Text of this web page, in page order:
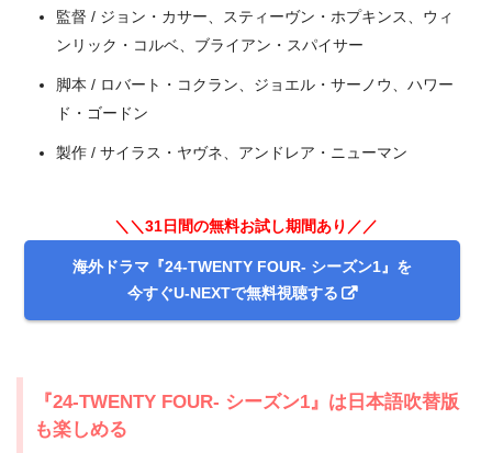
＼＼31日間無料!!お試し解約もOK／／
監督 / ジョン・カサー、スティーヴン・ホプキンス、ウィ
ンリック・コルベ、ブライアン・スパイサー
脚本 / ロバート・コクラン、ジョエル・サーノウ、ハワー
ド・ゴードン
製作 / サイラス・ヤヴネ、アンドレア・ニューマン
＼＼31日間の無料お試し期間あり／／
海外ドラマ『24-TWENTY FOUR- シーズン1』を
今すぐU-NEXTで無料視聴する
『24-TWENTY FOUR- シーズン1』は日本語吹替版
も楽しめる